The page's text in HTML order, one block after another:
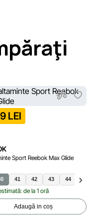
LEI
Sport Reebok Max Glide
41 42 43 44
de la 1 oră
Adaugă in coș